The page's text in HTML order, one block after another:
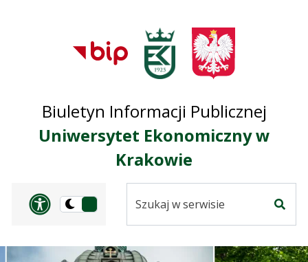
Przejdź do
głównego menu
Przejdź do treści
Przejdź do mapy
serwisu
Biuletyn Informacji Publicznej
Uniwersytet Ekonomiczny w
Krakowie
Panel dostosowania
Przełącz
ciemną
serwisie